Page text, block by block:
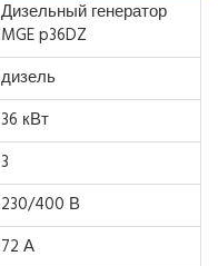
Дизельный генератор
MGE p36DZ
дизель
36 кВт
3
230/400 В
72 А